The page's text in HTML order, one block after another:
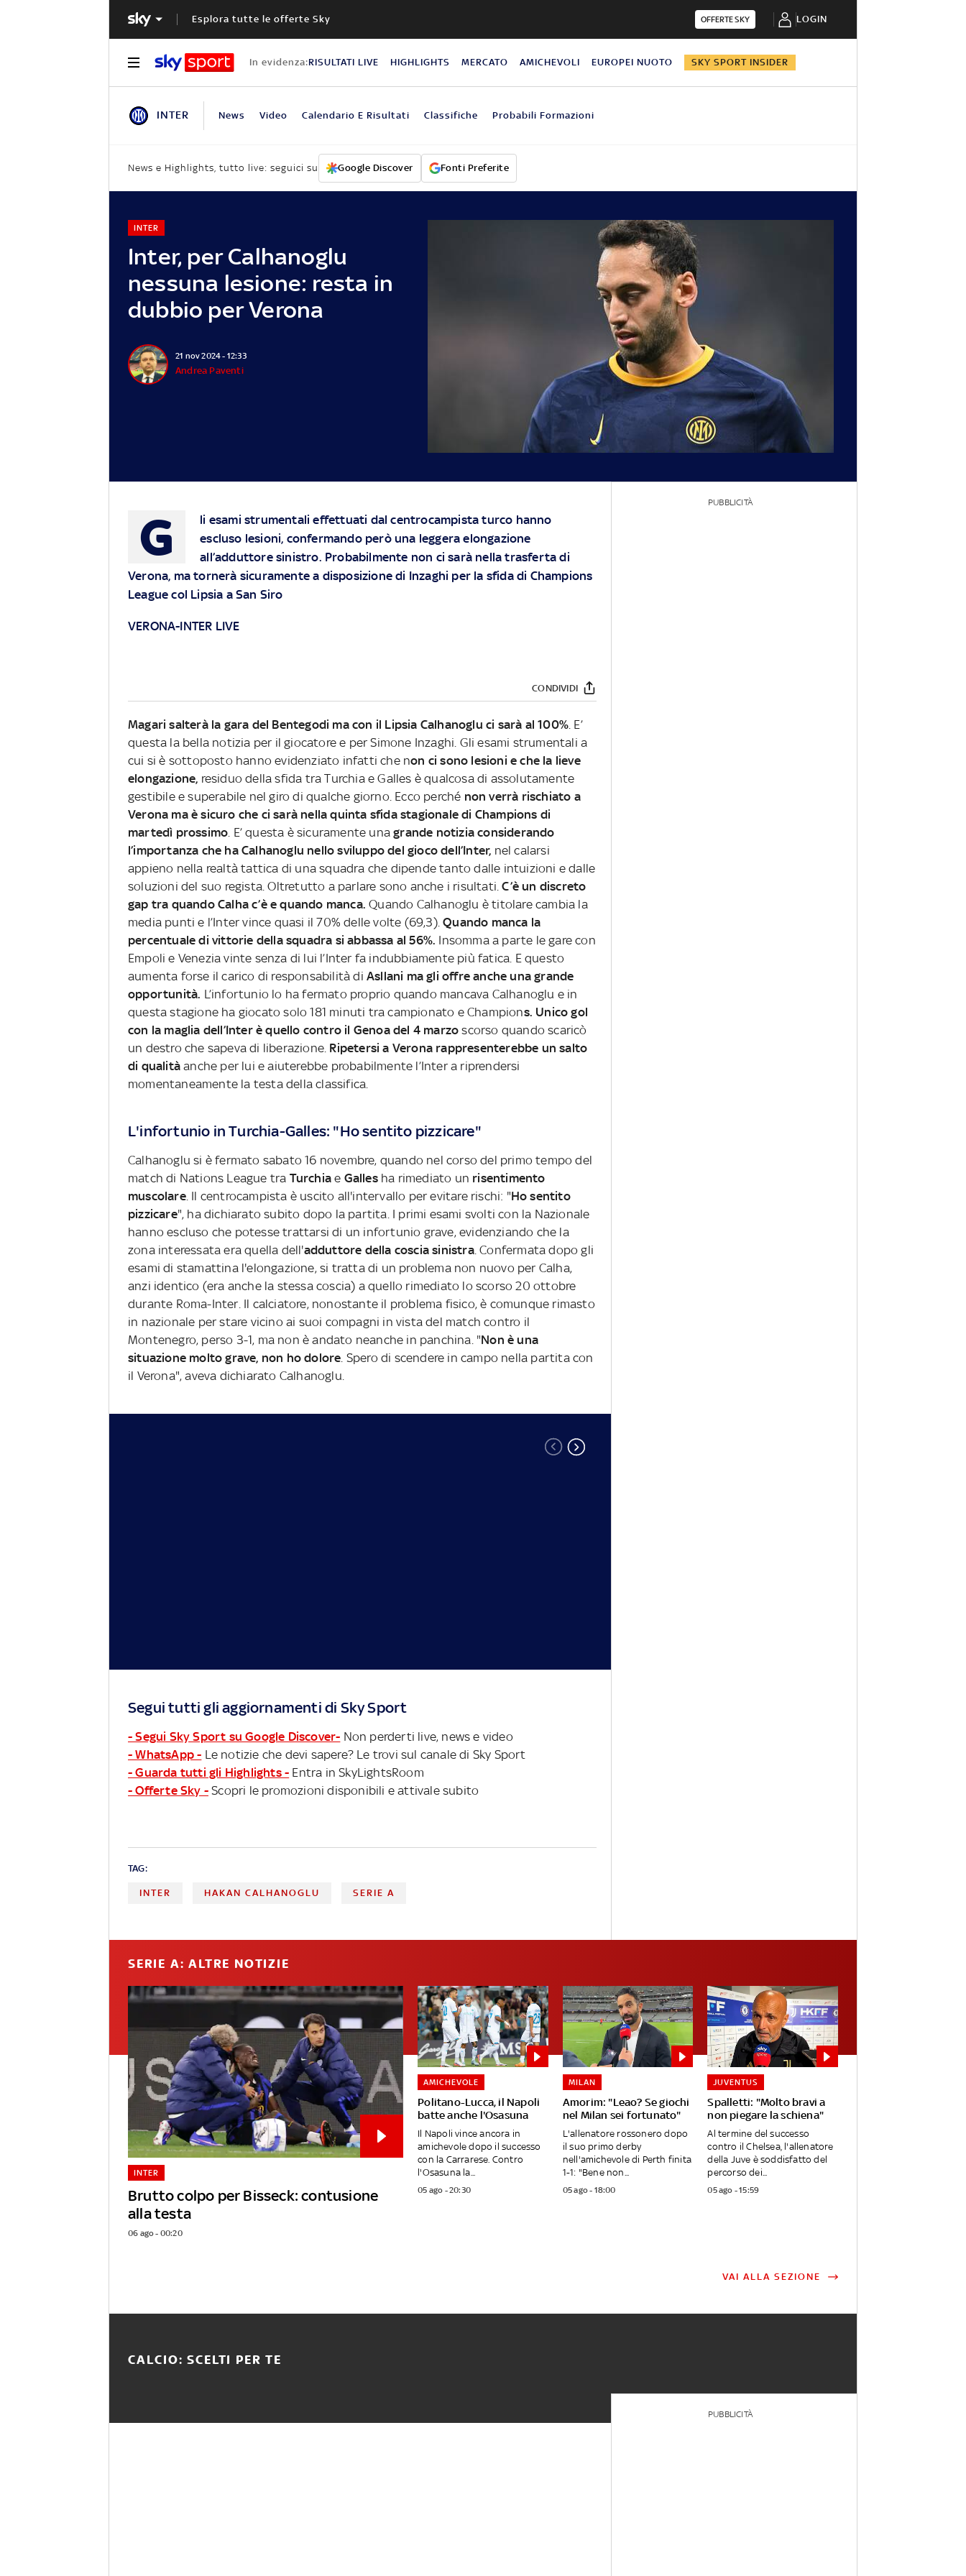
Esplora tutte le offerte Sky OFFERTE SKY LOGIN
In evidenza:RISULTATI LIVE HIGHLIGHTS MERCATO AMICHEVOLI EUROPEI NUOTO SKY SPORT INSIDER
INTER News Video Calendario E Risultati Classifiche Probabili Formazioni
News e Highlights, tutto live: seguici su Google Discover Fonti Preferite
Inter, per Calhanoglu
nessuna lesione: resta in
dubbio per Verona
INTER
21 nov 2024 - 12:33
Andrea Paventi
G
li esami strumentali effettuati dal centrocampista turco hanno
escluso lesioni, confermando però una leggera elongazione
all’adduttore sinistro. Probabilmente non ci sarà nella trasferta di
Verona, ma tornerà sicuramente a disposizione di Inzaghi per la sfida di Champions
League col Lipsia a San Siro
VERONA-INTER LIVE
CONDIVIDI
Magari salterà la gara del Bentegodi ma con il Lipsia Calhanoglu ci sarà al 100%. E’
questa la bella notizia per il giocatore e per Simone Inzaghi. Gli esami strumentali a
cui si è sottoposto hanno evidenziato infatti che non ci sono lesioni e che la lieve
elongazione, residuo della sfida tra Turchia e Galles è qualcosa di assolutamente
gestibile e superabile nel giro di qualche giorno. Ecco perché non verrà rischiato a
Verona ma è sicuro che ci sarà nella quinta sfida stagionale di Champions di
martedì prossimo. E’ questa è sicuramente unagrande notizia considerando
l’importanza che ha Calhanoglu nello sviluppo del gioco dell’Inter, nel calarsi
appieno nella realtà tattica di una squadra che dipende tanto dalle intuizioni e dalle
soluzioni del suo regista. Oltretutto a parlare sono anche i risultati.C’è un discreto
gap tra quando Calha c’è e quando manca. Quando Calhanoglu è titolare cambia la
media punti e l’Inter vince quasi il 70% delle volte (69,3).Quando manca la
percentuale di vittorie della squadra si abbassa al 56%. Insomma a parte le gare con
Empoli e Venezia vinte senza di lui l’Inter fa indubbiamente più fatica. E questo
aumenta forse il carico di responsabilità di Asllani ma gli offre anche una grande
opportunità. L’infortunio lo ha fermato proprio quando mancava Calhanoglu e in
questa stagione ha giocato solo 181 minuti tra campionato e Champions. Unico gol
con la maglia dell’Inter è quello contro il Genoa del 4 marzo scorso quando scaricò
un destro che sapeva di liberazione. Ripetersi a Verona rappresenterebbe un salto
di qualitàanche per lui e aiuterebbe probabilmente l’Inter a riprendersi
momentaneamente la testa della classifica.
L'infortunio in Turchia-Galles: "Ho sentito pizzicare"
Calhanoglu si è fermato sabato 16 novembre, quando nel corso del primo tempo del
match di Nations League tra Turchiae Galles ha rimediato un risentimento
muscolare. Il centrocampista è uscito all'intervallo per evitare rischi: "Ho sentito
pizzicare", ha dichiarato subito dopo la partita. I primi esami svolti con la Nazionale
hanno escluso che potesse trattarsi di un infortunio grave, evidenziando che la
zona interessata era quella dell'adduttore della coscia sinistra. Confermata dopo gli
esami di stamattina l'elongazione, si tratta di un problema non nuovo per Calha,
anzi identico (era anche la stessa coscia) a quello rimediato lo scorso 20 ottobre
durante Roma-Inter. Il calciatore, nonostante il problema fisico, è comunque rimasto
in nazionale per stare vicino ai suoi compagni in vista del match contro il
Montenegro, perso 3-1, ma non è andato neanche in panchina. "Non è una
situazione molto grave, non ho dolore. Spero di scendere in campo nella partita con
il Verona", aveva dichiarato Calhanoglu.
Segui tutti gli aggiornamenti di Sky Sport
- Segui Sky Sport su Google Discover- Non perderti live, news e video
- WhatsApp - Le notizie che devi sapere? Le trovi sul canale di Sky Sport
- Guarda tutti gli Highlights - Entra in SkyLightsRoom
- Offerte Sky - Scopri le promozioni disponibili e attivale subito
TAG:
INTER HAKAN CALHANOGLU SERIE A
PUBBLICITÀ
SERIE A: ALTRE NOTIZIE
Brutto colpo per Bisseck: contusione
alla testa
INTER
06 ago - 00:20
Politano-Lucca, il Napoli
batte anche l'Osasuna
AMICHEVOLE
Il Napoli vince ancora in
amichevole dopo il successo
con la Carrarese. Contro
l'Osasuna la...
05 ago - 20:30
Amorim: "Leao? Se giochi
nel Milan sei fortunato"
MILAN
L'allenatore rossonero dopo
il suo primo derby
nell'amichevole di Perth finita
1-1: "Bene non...
05 ago - 18:00
Spalletti: "Molto bravi a
non piegare la schiena"
JUVENTUS
Al termine del successo
contro il Chelsea, l'allenatore
della Juve è soddisfatto del
percorso dei...
05 ago - 15:59
VAI ALLA SEZIONE
CALCIO: SCELTI PER TE
PUBBLICITÀ